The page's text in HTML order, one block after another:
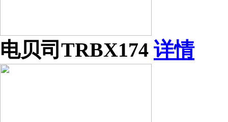
电贝司TRBX174 详情